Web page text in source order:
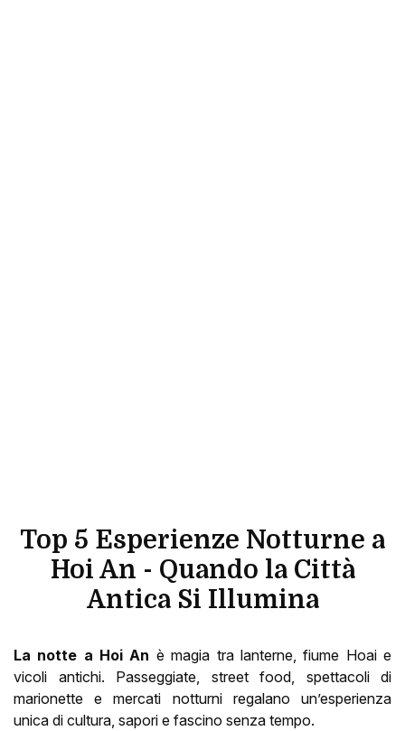
Top 5 Esperienze Notturne a
Hoi An - Quando la Città
Antica Si Illumina
La notte a Hoi An è magia tra lanterne, fiume Hoai e
vicoli antichi. Passeggiate, street food, spettacoli di
marionette e mercati notturni regalano un’esperienza
unica di cultura, sapori e fascino senza tempo.